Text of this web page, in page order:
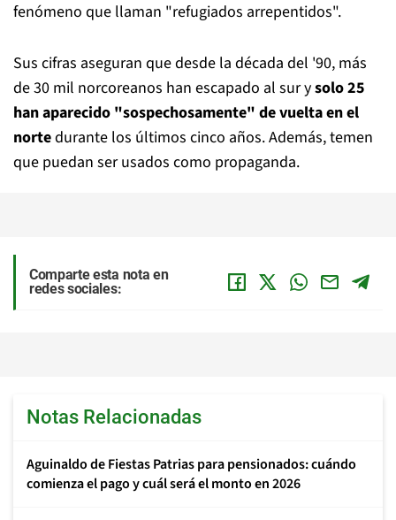
fenómeno que llaman "refugiados arrepentidos".
Sus cifras aseguran que desde la década del '90, más
de 30 mil norcoreanos han escapado al sur ysolo 25
han aparecido "sospechosamente" de vuelta en el
nortedurante los últimos cinco años. Además, temen
que puedan ser usados como propaganda.
Comparte esta nota en
redes sociales:
Notas Relacionadas
Aguinaldo de Fiestas Patrias para pensionados: cuándo
comienza el pago y cuál será el monto en 2026